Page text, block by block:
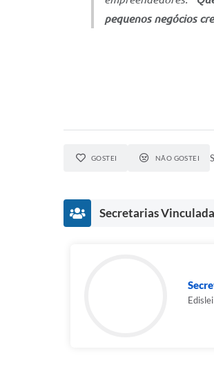
pequenos negócios
GOSTEI NÃO GOSTEI
Secretarias